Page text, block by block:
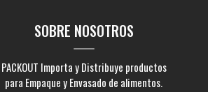
SOBRE NOSOTROS
PACKOUT Importa y Distribuye productos
para Empaque y Envasado de alimentos.